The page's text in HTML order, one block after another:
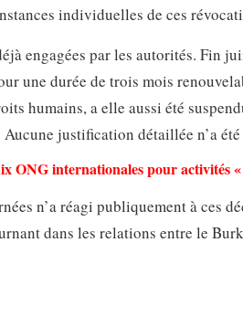
individuelles de ces
engagées par les autorités. Fin
une durée de trois mois
humains, a elle aussi été
justification détaillée n’a
ONG internationales pour activités
n’a réagi publiquement à ces
dans les relations entre le